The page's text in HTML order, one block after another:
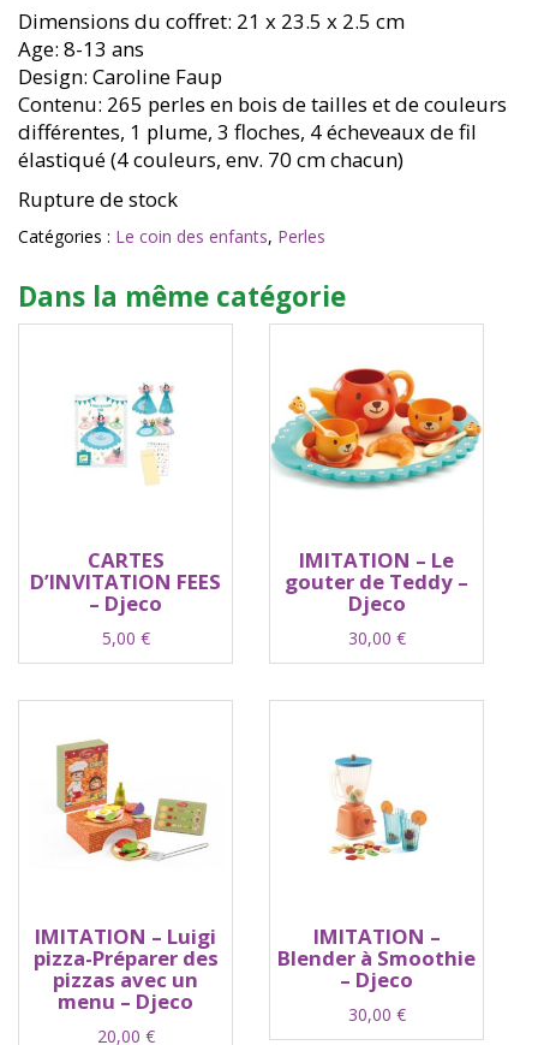
Dimensions du coffret: 21 x 23.5 x 2.5 cm
Age: 8-13 ans
Design: Caroline Faup
Contenu: 265 perles en bois de tailles et de couleurs
différentes, 1 plume, 3 floches, 4 écheveaux de fil
élastiqué (4 couleurs, env. 70 cm chacun)
Rupture de stock
Catégories : Le coin des enfants, Perles
Dans la même catégorie
CARTES
D’INVITATION FEES
– Djeco
5,00 €
IMITATION – Le
gouter de Teddy –
Djeco
30,00 €
IMITATION – Luigi
pizza-Préparer des
pizzas avec un
menu – Djeco
20,00 €
IMITATION –
Blender à Smoothie
– Djeco
30,00 €